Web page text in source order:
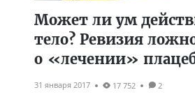
Может ли ум
тело? Ревизия
о «лечении»
31 января 2017 17 752 2